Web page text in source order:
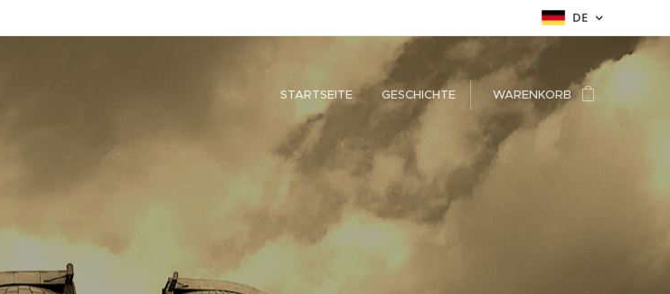
DE
STARTSEITE GESCHICHTE WARENKORB